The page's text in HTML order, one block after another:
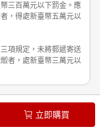
立即購買
三百萬元以下罰金。應
，得處新臺幣五萬元以
項規定，未將郵遞寄送
者，處新臺幣三萬元以